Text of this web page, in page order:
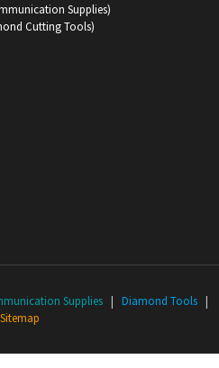
Supplies)
Cutting Tools)
Supplies | Diamond Tools |
Sitemap